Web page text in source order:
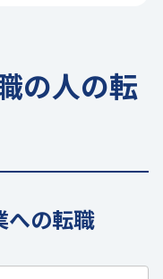
の人の転
への転職